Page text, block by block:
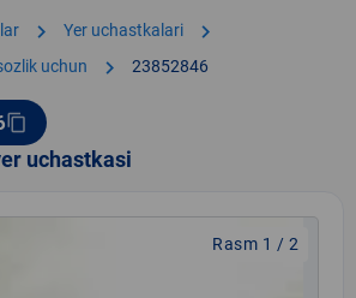
chevron_right Yer uchastkalari chevron_right
uchun chevron_right 23852846
content_copy
uchastkasi
Rasm 1 / 2